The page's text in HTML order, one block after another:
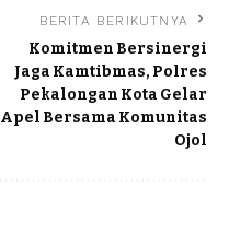
BERITA BERIKUTNYA
Komitmen Bersinergi
Jaga Kamtibmas, Polres
Pekalongan Kota Gelar
Apel Bersama Komunitas
Ojol